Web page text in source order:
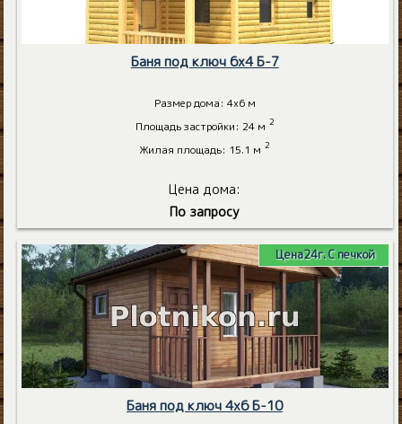
Баня под ключ 6х4 Б-7
Размер дома: 4х6 м
Площадь застройки: 24 м 2
Жилая площадь: 15.1 м 2
Цена дома:
По запросу
Цена24г. С печкой
Баня под ключ 4х6 Б-10